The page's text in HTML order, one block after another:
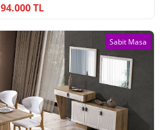
94.000 TL
Sabit Masa